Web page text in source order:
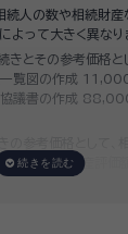
続人の数や相続財
よって大きく異なり
とその参考価格と
覧図の作成
協議書の作成
1棟（固定資産評価